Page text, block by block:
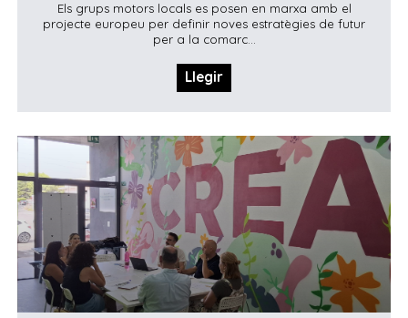
Els grups motors locals es posen en marxa amb el
projecte europeu per definir noves estratègies de futur
per a la comarc...
Llegir